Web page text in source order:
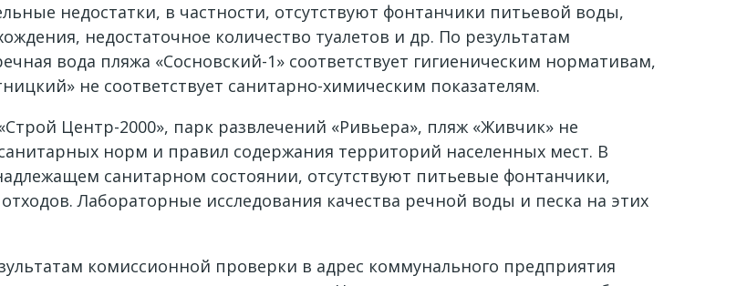
недостатки, в частности, отсутствуют фонтанчики питьевой воды,
недостаточное количество туалетов и др. По результатам
вода пляжа «Сосновский-1» соответствует гигиеническим нормативам,
не соответствует санитарно-химическим показателям.
Центр-2000», парк развлечений «Ривьера», пляж «Живчик» не
норм и правил содержания территорий населенных мест. В
санитарном состоянии, отсутствуют питьевые фонтанчики,
Лабораторные исследования качества речной воды и песка на этих
комиссионной проверки в адрес коммунального предприятия